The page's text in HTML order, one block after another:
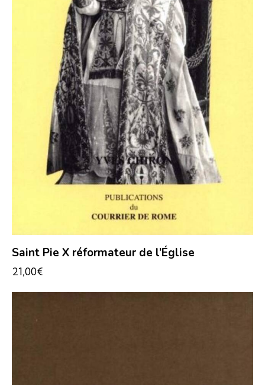
Saint Pie X réformateur de l’Église
21,00€